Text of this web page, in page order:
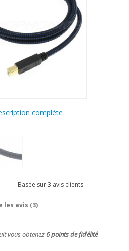
complète
Basée sur3 avis clients.
les avis (3)
vous obtenez 6points de fidélité